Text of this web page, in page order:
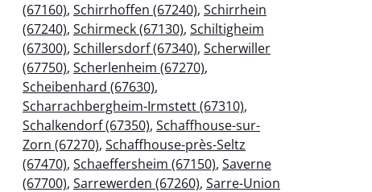
(67160), Schirrhoffen (67240), Schirrhein
(67240), Schirmeck (67130), Schiltigheim
(67300), Schillersdorf (67340), Scherwiller
(67750), Scherlenheim (67270),
Scheibenhard (67630),
Scharrachbergheim-Irmstett (67310),
Schalkendorf (67350), Schaffhouse-sur-
Zorn (67270), Schaffhouse-près-Seltz
(67470), Schaeffersheim (67150), Saverne
(67700), Sarrewerden (67260), Sarre-Union